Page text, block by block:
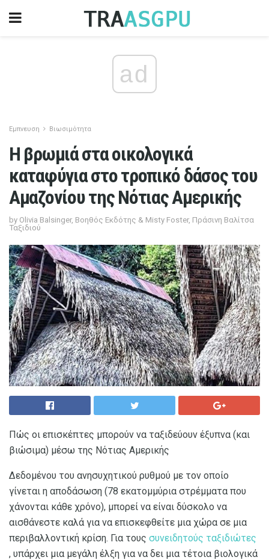
ad
Εμπνευση Βιωσιμότητα
Η βρωμιά στα οικολογικά
καταφύγια στο τροπικό δάσος του
Αμαζονίου της Νότιας Αμερικής
by Olivia Balsinger, Βοηθός Εκδότης & Misty Foster, Πράσινη Βαλίτσα
Ταξιδιού
Πώς οι επισκέπτες μπορούν να ταξιδεύουν έξυπνα (και
βιώσιμα) μέσω της Νότιας Αμερικής
Δεδομένου του ανησυχητικού ρυθμού με τον οποίο
γίνεται η αποδάσωση (78 εκατομμύρια στρέμματα που
χάνονται κάθε χρόνο), μπορεί να είναι δύσκολο να
αισθάνεστε καλά για να επισκεφθείτε μια χώρα σε μια
περιβαλλοντική κρίση. Για τους συνειδητούς ταξιδιώτες
, υπάρχει μια μεγάλη έλξη για να δει μια τέτοια βιολογικά